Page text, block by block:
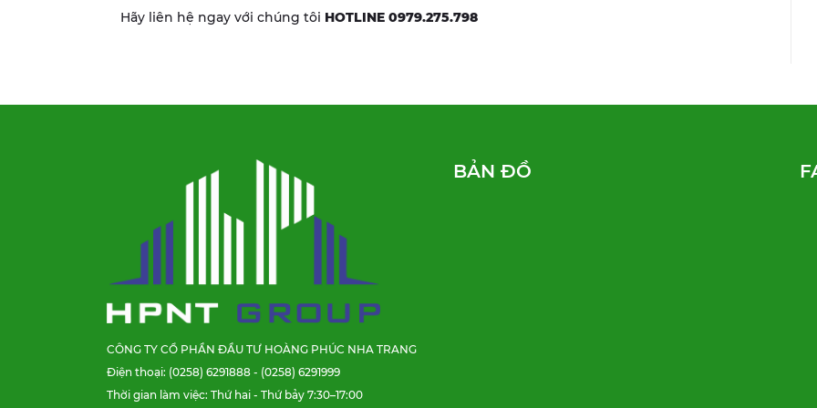
Hãy liên hệ ngay với chúng tôi HOTLINE 0979.275.798
CÔNG TY CỔ PHẦN ĐẦU TƯ HOÀNG PHÚC NHA TRANG
Điện thoại: (0258) 6291888 - (0258) 6291999
Thời gian làm việc: Thứ hai - Thứ bảy 7:30–17:00
BẢN ĐỒ